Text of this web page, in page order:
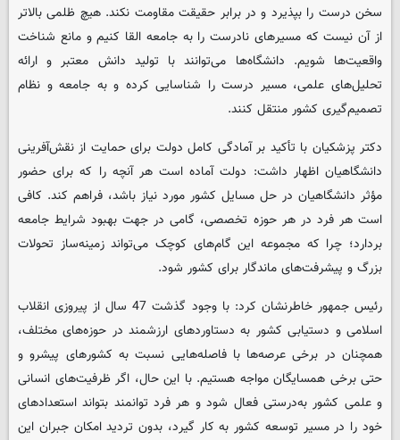
سخن درست را بپذیرد و در برابر حقیقت مقاومت نکند. هیچ ظلمی بالاتر
از آن نیست که مسیرهای نادرست را به جامعه القا کنیم و مانع شناخت
واقعیت‌ها شویم. دانشگاه‌ها می‌توانند با تولید دانش معتبر و ارائه
تحلیل‌های علمی، مسیر درست را شناسایی کرده و به جامعه و نظام
تصمیم‌گیری کشور منتقل کنند.
دکتر پزشکیان با تأکید بر آمادگی کامل دولت برای حمایت از نقش‌آفرینی
دانشگاهیان اظهار داشت: دولت آماده است هر آنچه را که برای حضور
مؤثر دانشگاهیان در حل مسایل کشور مورد نیاز باشد، فراهم کند. کافی
است هر فرد در هر حوزه تخصصی، گامی در جهت بهبود شرایط جامعه
بردارد؛ چرا که مجموعه این گام‌های کوچک می‌تواند زمینه‌ساز تحولات
بزرگ و پیشرفت‌های ماندگار برای کشور شود.
رئیس جمهور خاطرنشان کرد: با وجود گذشت 47 سال از پیروزی انقلاب
اسلامی و دستیابی کشور به دستاوردهای ارزشمند در حوزه‌های مختلف،
همچنان در برخی عرصه‌ها با فاصله‌هایی نسبت به کشورهای پیشرو و
حتی برخی همسایگان مواجه هستیم. با این حال، اگر ظرفیت‌های انسانی
و علمی کشور به‌درستی فعال شود و هر فرد توانمند بتواند استعدادهای
خود را در مسیر توسعه کشور به کار گیرد، بدون تردید امکان جبران این